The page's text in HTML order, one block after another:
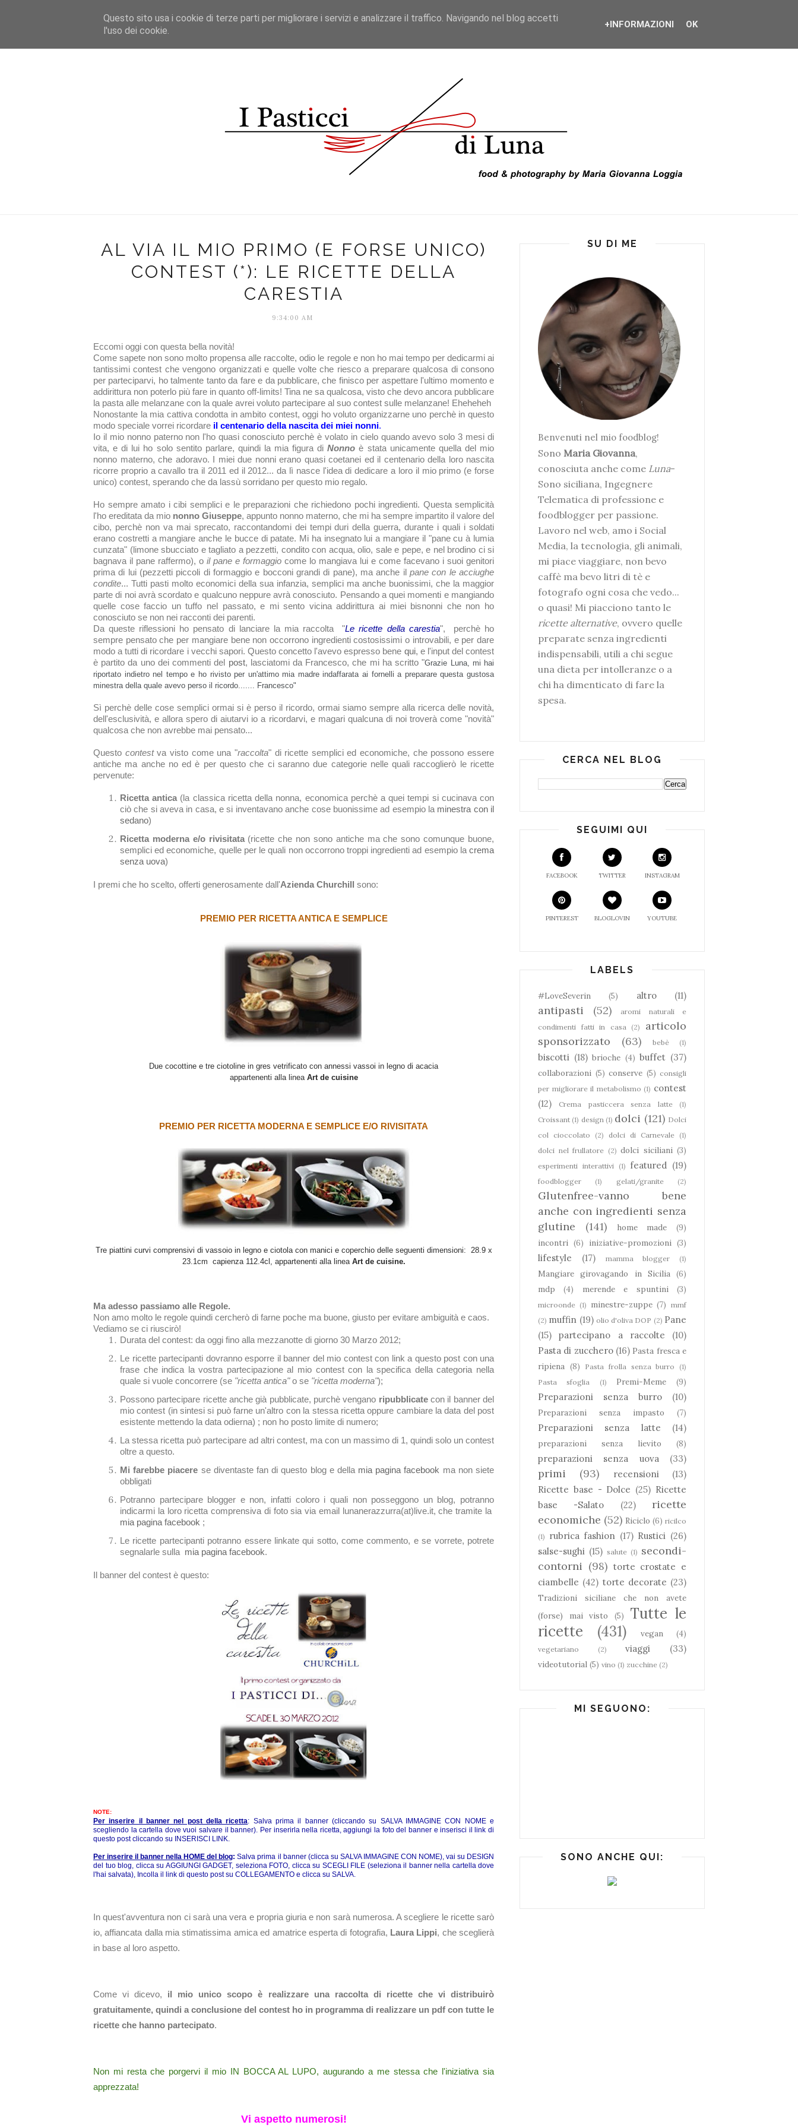
HOME CHI SONO
AL VIA IL MIO PRIMO (E FORSE UNICO)
CONTEST (*): LE RICETTE DELLA
CARESTIA
9:34:00 AM
Eccomi oggi con questa bella novità!
Come sapete non sono molto propensa alle raccolte, odio le regole e non ho mai tempo per dedicarmi ai
tantissimi contest che vengono organizzati e quelle volte che riesco a preparare qualcosa di consono
per parteciparvi, ho talmente tanto da fare e da pubblicare, che finisco per aspettare l'ultimo momento e
addirittura non poterlo più fare in quanto off-limits! Tina ne sa qualcosa, visto che devo ancora pubblicare
la pasta alle melanzane con la quale avrei voluto partecipare al suo contest sulle melanzane! Eheheheh
Nonostante la mia cattiva condotta in ambito contest, oggi ho voluto organizzarne uno perchè in questo
modo speciale vorrei ricordare il centenario della nascita dei miei nonni.
Io il mio nonno paterno non l'ho quasi conosciuto perchè è volato in cielo quando avevo solo 3 mesi di
vita, e di lui ho solo sentito parlare, quindi la mia figura diNonnoè stata unicamente quella del mio
nonno materno, che adoravo. I miei due nonni erano quasi coetanei ed il centenario della loro nascita
ricorre proprio a cavallo tra il 2011 ed il 2012... da lì nasce l'idea di dedicare a loro il mio primo (e forse
unico) contest, sperando che da lassù sorridano per questo mio regalo.
Ho sempre amato i cibi semplici e le preparazioni che richiedono pochi ingredienti. Questa semplicità
l'ho ereditata da mio nonno Giuseppe, appunto nonno materno, che mi ha sempre impartito il valore del
cibo, perchè non va mai sprecato, raccontandomi dei tempi duri della guerra, durante i quali i soldati
erano costretti a mangiare anche le bucce di patate. Mi ha insegnato lui a mangiare il "pane cu à lumia
cunzata" (limone sbucciato e tagliato a pezzetti, condito con acqua, olio, sale e pepe, e nel brodino ci si
bagnava il pane raffermo), o il pane e formaggio come lo mangiava lui e come facevano i suoi genitori
prima di lui (pezzetti piccoli di formaggio e bocconi grandi di pane), ma anche il pane con le acciughe
condite... Tutti pasti molto economici della sua infanzia, semplici ma anche buonissimi, che la maggior
parte di noi avrà scordato e qualcuno neppure avrà conosciuto. Pensando a quei momenti e mangiando
quelle cose faccio un tuffo nel passato, e mi sento vicina addirittura ai miei bisnonni che non ho
conosciuto se non nei racconti dei parenti.
Da queste riflessioni ho pensato di lanciare la mia raccolta "Le ricette della carestia", perchè ho
sempre pensato che per mangiare bene non occorrono ingredienti costosissimi o introvabili, e per dare
modo a tutti di ricordare i vecchi sapori. Questo concetto l'avevo espresso bene qui, e l'input del contest
è partito da uno dei commenti del post, lasciatomi da Francesco, che mi ha scritto "Grazie Luna, mi hai
riportato indietro nel tempo e ho rivisto per un'attimo mia madre indaffarata ai fornelli a preparare questa gustosa
minestra della quale avevo perso il ricordo....... Francesco"
Sì perchè delle cose semplici ormai si è perso il ricordo, ormai siamo sempre alla ricerca delle novità,
dell'esclusività, e allora spero di aiutarvi io a ricordarvi, e magari qualcuna di noi troverà come "novità"
qualcosa che non avrebbe mai pensato...
Questo contestva visto come una "raccolta" di ricette semplici ed economiche, che possono essere
antiche ma anche no ed è per questo che ci saranno due categorie nelle quali raccoglierò le ricette
pervenute:
Ricetta antica (la classica ricetta della nonna, economica perchè a quei tempi si cucinava con
ciò che si aveva in casa, e si inventavano anche cose buonissime ad esempio la minestra con il
sedano)
Ricetta moderna e/o rivisitata(ricette che non sono antiche ma che sono comunque buone,
semplici ed economiche, quelle per le quali non occorrono troppi ingredienti ad esempio la crema
senza uova)
I premi che ho scelto, offerti generosamente dall'Azienda Churchill sono:
PREMIO PER RICETTA ANTICA E SEMPLICE
Due cocottine e tre ciotoline in gres vetrificato con annessi vassoi in legno di acacia
appartenenti alla linea Art de cuisine
PREMIO PER RICETTA MODERNA E SEMPLICE E/O RIVISITATA
Tre piattini curvi comprensivi di vassoio in legno e ciotola con manici e coperchio delle seguenti dimensioni: 28.9 x
23.1cm capienza 112.4cl, appartenenti alla linea Art de cuisine.
Ma adesso passiamo alle Regole.
Non amo molto le regole quindi cercherò di farne poche ma buone, giusto per evitare ambiguità e caos.
Vediamo se ci riuscirò!
Durata del contest: da oggi fino alla mezzanotte di giorno 30 Marzo 2012;
Le ricette partecipanti dovranno esporre il banner del mio contest con link a questo post con una
frase che indica la vostra partecipazione al mio contest con la specifica della categoria nella
quale si vuole concorrere (se "ricetta antica"o se "ricetta moderna");
Possono partecipare ricette anche già pubblicate, purchè vengano ripubblicatecon il banner del
mio contest (in sintesi si può farne un'altro con la stessa ricetta oppure cambiare la data del post
esistente mettendo la data odierna) ; non ho posto limite di numero;
La stessa ricetta può partecipare ad altri contest, ma con un massimo di 1, quindi solo un contest
oltre a questo.
Mi farebbe piacere se diventaste fan di questo blog e della mia pagina facebook ma non siete
obbligati
Potranno partecipare blogger e non, infatti coloro i quali non posseggono un blog, potranno
indicarmi la loro ricetta comprensiva di foto sia via email lunanerazzurra(at)live.it, che tramite la
mia pagina facebook ;
Le ricette partecipanti potranno essere linkate qui sotto, come commento, e se vorrete, potrete
segnalarle sulla mia pagina facebook.
Il banner del contest è questo:
NOTE:
Per inserire il banner nel post della ricetta: Salva prima il banner (cliccando su SALVA IMMAGINE CON NOME e
scegliendo la cartella dove vuoi salvare il banner). Per inserirla nella ricetta, aggiungi la foto del banner e inserisci il link di
questo post cliccando su INSERISCI LINK.
Per inserire il banner nella HOME del blog:Salva prima il banner (clicca su SALVA IMMAGINE CON NOME), vai su DESIGN
del tuo blog, clicca su AGGIUNGI GADGET, seleziona FOTO, clicca su SCEGLI FILE (seleziona il banner nella cartella dove
l'hai salvata), Incolla il link di questo post su COLLEGAMENTO e clicca su SALVA.
In quest'avventura non ci sarà una vera e propria giuria e non sarà numerosa. A scegliere le ricette sarò
io, affiancata dalla mia stimatissima amica ed amatrice esperta di fotografia, Laura Lippi, che sceglierà
in base al loro aspetto.
Come vi dicevo, il mio unico scopo è realizzare una raccolta di ricette che vi distribuirò
gratuitamente, quindi a conclusione del contest ho in programma di realizzare un pdf con tutte le
ricette che hanno partecipato.
Non mi resta che porgervi il mio IN BOCCA AL LUPO, augurando a me stessa che l'iniziativa sia
apprezzata!
Vi aspetto numerosi!
SU DI ME
Benvenuti nel mio foodblog!
Sono Maria Giovanna,
conosciuta anche come Luna-
Sono siciliana, Ingegnere
Telematica di professione e
foodblogger per passione.
Lavoro nel web, amo i Social
Media, la tecnologia, gli animali,
mi piace viaggiare, non bevo
caffè ma bevo litri di tè e
fotografo ogni cosa che vedo...
o quasi! Mi piacciono tanto le
ricette alternative, ovvero quelle
preparate senza ingredienti
indispensabili, utili a chi segue
una dieta per intolleranze o a
chi ha dimenticato di fare la
spesa.
CERCA NEL BLOG
SEGUIMI QUI
FACEBOOK TWITTER INSTAGRAM
PINTEREST BLOGLOVIN YOUTUBE
LABELS
#LoveSeverin (5) altro (11)
antipasti (52)
aromi naturali e
condimenti fatti in casa
(2)
articolo
sponsorizzato
(63) bebè (1)
biscotti (18) brioche (4) buffet (37)
collaborazioni (5) conserve (5) consigli
per migliorare il metabolismo (1) contest
(12)
Crema pasticcera senza latte
(1)
Croissant (1) design (1) dolci (121) Dolci
col cioccolato
(2) dolci di Carnevale
(1)
dolci nel frullatore (2) dolci siciliani (3)
esperimenti interattivi (1) featured (19)
foodblogger (1) gelati/granite (2)
Glutenfree-vanno bene
anche con ingredienti senza
glutine
(141) home made
(9)
incontri (6) iniziative-promozioni (3)
lifestyle (17) mamma blogger (1)
Mangiare girovagando in Sicilia (6)
mdp
(4) merende e spuntini (3)
microonde (1) minestre-zuppe (7) mmf
(2) muffin (19) olio d'oliva DOP (2) Pane
(15)
partecipano a raccolte
(10)
Pasta di zucchero (16) Pasta fresca e
ripiena (8) Pasta frolla senza burro
(1)
Pasta sfoglia
(1) Premi-Meme (9)
Preparazioni senza burro (10)
Preparazioni senza impasto (7)
Preparazioni senza latte (14)
preparazioni senza lievito (8)
preparazioni senza uova (33)
primi (93) recensioni
(13)
Ricette base - Dolce (25) Ricette
base -Salato
(22)
ricette
economiche (52) Riciclo (6) ricilco
(1) rubrica fashion (17) Rustici (26)
salse-sughi (15) salute (1) secondi-
contorni (98) torte crostate e
ciambelle (42) torte decorate (23)
Tradizioni siciliane che non avete
(forse) mai visto
(5)
Tutte le
ricette
(431) vegan (4)
vegetariano (2) viaggi (33)
videotutorial (5) vino (1) zucchine (2)
MI SEGUONO:
SONO ANCHE QUI:
Questo sito usa i cookie di terze parti per migliorare i servizi e analizzare il traffico. Navigando nel blog accetti
l'uso dei cookie.
+INFORMAZIONI OK